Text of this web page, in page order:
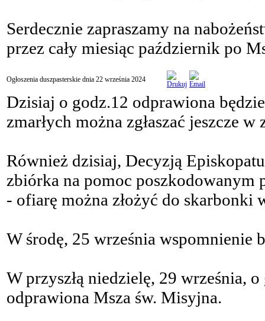
Serdecznie zapraszamy na
przez cały miesiąc październik po
Ogłoszenia duszpasterskie dnia 22 września 2024
Dzisiaj o godz.12 odprawiona
zmarłych można zgłaszać jeszcze
Również dzisiaj, Decyzją
zbiórka na pomoc poszkodowanym
- ofiarę można złożyć do skarbonki
W środę, 25 września wspomnienie
W przyszłą niedzielę, 29 września,
odprawiona Msza św. Misyjna.